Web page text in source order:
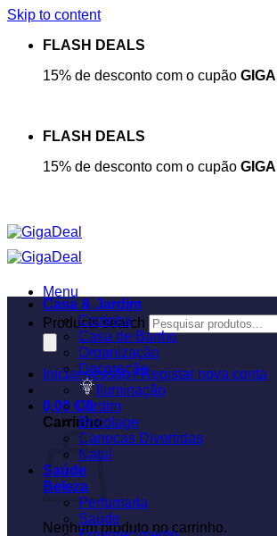
Skip to content
FLASH DEALS
15% de desconto com o cupão
FLASH DEALS
15% de desconto com o cupão
Menu
Products search
Iniciar sessão / Registar nova conta
0,00 € 0
Carrinho
Nenhum produto no carrinho.
Casa & Jardim
Cozinha
Casa de Banho
Organização
Decoração
Iluminação
Jardim
Bricolage
Canecas Divertidas
Natal
Saúde
Beleza
Perfumaria
Saúde